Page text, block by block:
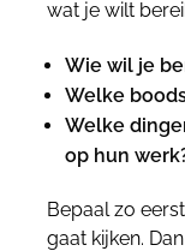
wat je wilt
Wie wil je
Welke
Welke
op hun
Bepaal zo
gaat kijken.